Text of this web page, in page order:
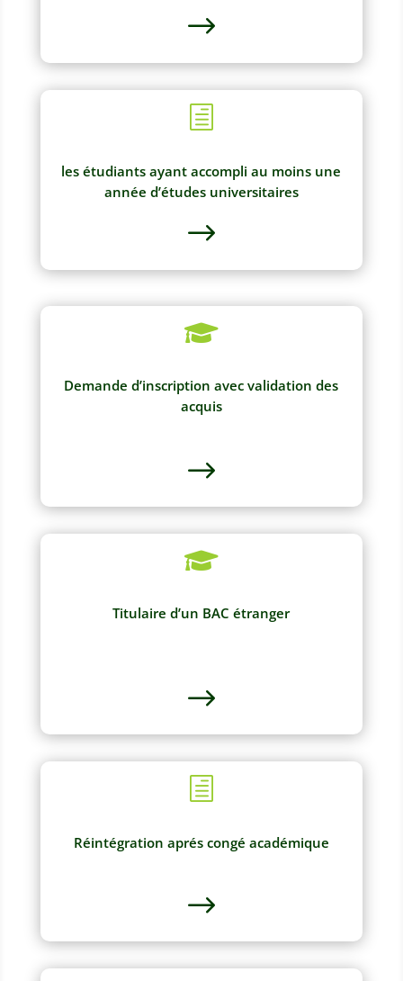
$
h
les étudiants ayant accompli au moins une
année d’études universitaires
$

Demande d’inscription avec validation des
acquis
$

Titulaire d’un BAC étranger
$
h
Réintégration aprés congé académique
$